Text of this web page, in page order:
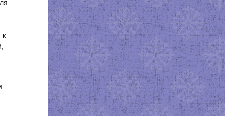
к